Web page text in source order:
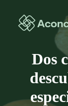
contenido
Dos